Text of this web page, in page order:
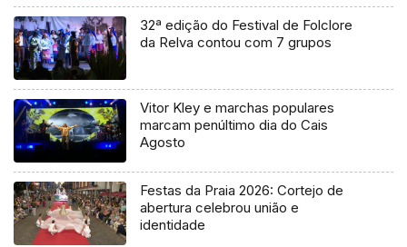
32ª edição do Festival de Folclore
da Relva contou com 7 grupos
Vitor Kley e marchas populares
marcam penúltimo dia do Cais
Agosto
Festas da Praia 2026: Cortejo de
abertura celebrou união e
identidade